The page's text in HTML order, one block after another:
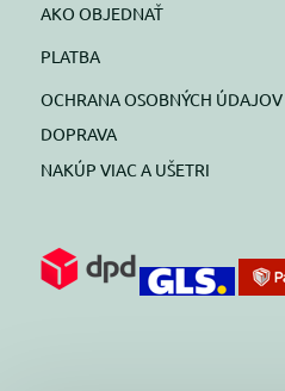
AKO OBJEDNAŤ
PLATBA
OCHRANA OSOBNÝCH ÚDAJOV
DOPRAVA
NAKÚP VIAC A UŠETRI